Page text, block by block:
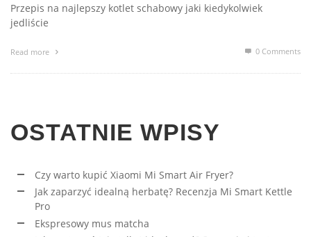
Przepis na najlepszy kotlet schabowy jaki kiedykolwiek
jedliście
Read more 0 Comments
OSTATNIE WPISY
Czy warto kupić Xiaomi Mi Smart Air Fryer?
Jak zaparzyć idealną herbatę? Recenzja Mi Smart Kettle
Pro
Ekspresowy mus matcha